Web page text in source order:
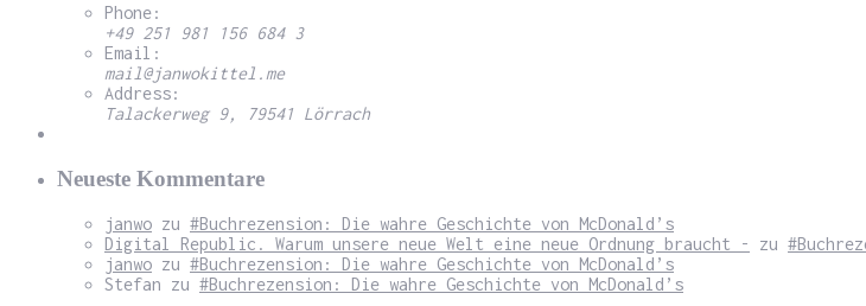
Phone:
+49 251 981 156 684 3
Email:
mail@janwokittel.me
Address:
Talackerweg 9, 79541 Lörrach
Neueste Kommentare
janwo zu #Buchrezension: Die wahre Geschichte von McDonald’s
Digital Republic. Warum unsere neue Welt eine neue Ordnung braucht -
zu
janwo zu #Buchrezension: Die wahre Geschichte von McDonald’s
Stefan zu #Buchrezension: Die wahre Geschichte von McDonald’s